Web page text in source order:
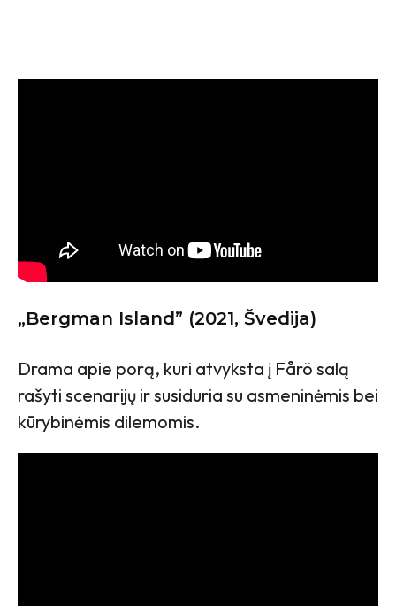
„Bergman Island” (2021, Švedija)
Drama apie porą, kuri atvyksta į Fårö salą
rašyti scenarijų ir susiduria su asmeninėmis bei
kūrybinėmis dilemomis.